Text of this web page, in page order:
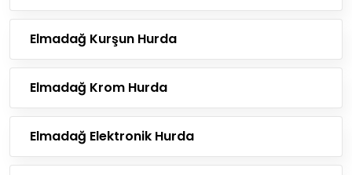
Elmadağ Kurşun Hurda
Elmadağ Krom Hurda
Elmadağ Elektronik Hurda